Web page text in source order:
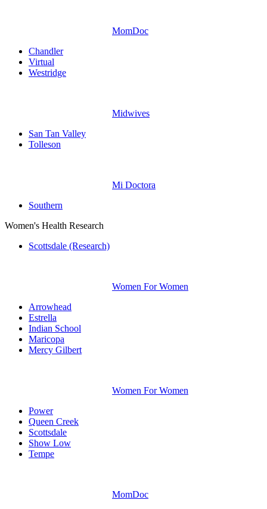
MomDoc
Chandler
Virtual
Westridge
Midwives
San Tan Valley
Tolleson
Mi Doctora
Southern
Women's Health Research
Scottsdale (Research)
Women For Women
Arrowhead
Estrella
Indian School
Maricopa
Mercy Gilbert
Women For Women
Power
Queen Creek
Scottsdale
Show Low
Tempe
MomDoc